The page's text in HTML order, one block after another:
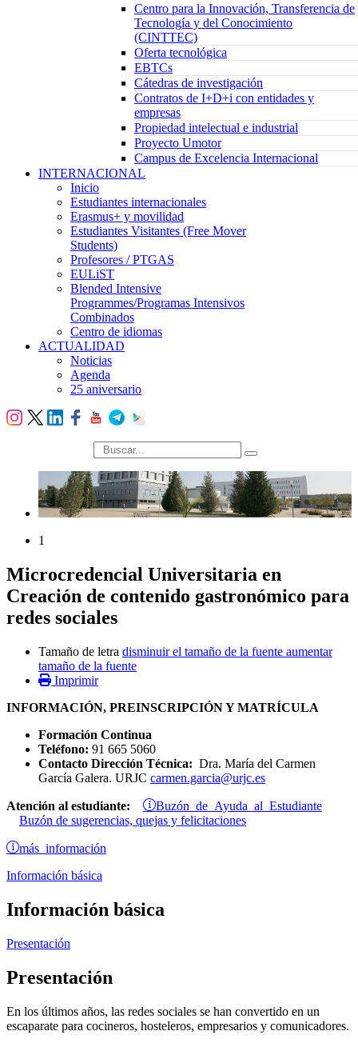
Centro para la Innovación, Transferencia de
Tecnología y del Conocimiento
(CINTTEC)
Oferta tecnológica
EBTCs
Cátedras de investigación
Contratos de I+D+i con entidades y
empresas
Propiedad intelectual e industrial
Proyecto Umotor
Campus de Excelencia Internacional
INTERNACIONAL
Inicio
Estudiantes internacionales
Erasmus+ y movilidad
Estudiantes Visitantes (Free Mover
Students)
Profesores / PTGAS
EULiST
Blended Intensive
Programmes/Programas Intensivos
Combinados
Centro de idiomas
ACTUALIDAD
Noticias
Agenda
25 aniversario
búsqueda
1
Microcredencial Universitaria en
Creación de contenido gastronómico para
redes sociales
Tamaño de letra disminuir el tamaño de la fuente aumentar
tamaño de la fuente
Imprimir
INFORMACIÓN, PREINSCRIPCIÓN Y MATRÍCULA
Formación Continua
Teléfono: 91 665 5060
Contacto Dirección Técnica: Dra. María del Carmen
García Galera. URJC carmen.garcia@urjc.es
Atención al estudiante: Buzón de Ayuda al Estudiante
Buzón de sugerencias, quejas y felicitaciones
más información
Información básica
Información básica
Presentación
Presentación
En los últimos años, las redes sociales se han convertido en un
escaparate para cocineros, hosteleros, empresarios y comunicadores.